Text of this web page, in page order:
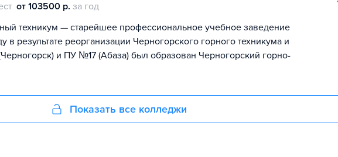
от 103500 р. за год
техникум — старейшее профессиональное учебное заведение
в результате реорганизации Черногорского горного техникума и
и ПУ №17 (Абаза) был образован Черногорский горно-
Показать все колледжи